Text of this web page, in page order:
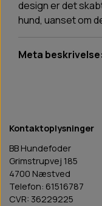
design er det
hund, uanset om
Meta beskrivelse:
Kontaktoplysninger
BB Hundefoder
Grimstrupvej 185
4700 Næstved
Telefon: 61516787
CVR: 36229225